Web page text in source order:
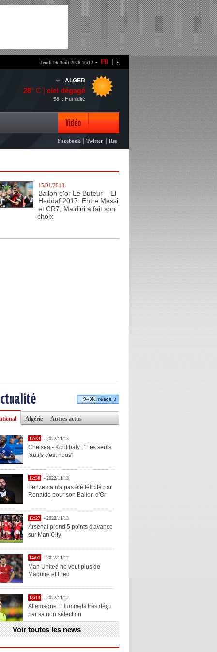
- FR ع Jeudi 06 Août 2026 10:12
ALGER
28° C | ciel dégagé
: Humidité
58
Vidéo
Photo
Facebook Twitter Rss
15/01/2018
Ballon d’or Le Buteur – El
Heddaf 2017: Entre Messi
et CR7, Maldini a fait son
choix
Algérie Autres actus
12:33 - 2022/11/13
Chelsea - Koulibaly : "Les seuls
fautifs c'est nous"
12:30 - 2022/11/13
Benzema n'a pas été félicité par
Ronaldo pour son Ballon d'Or
12:27 - 2022/11/13
Arsenal prend 5 points d'avance
sur Man City
14:01 - 2022/11/12
Man United ne veut plus de
Maguire et Fred
13:13 - 2022/11/12
Allemagne : Hummels très déçu
par sa non sélection
13:11 - 2022/11/12
Henry explique la chose qu'il
Voir toutes les news